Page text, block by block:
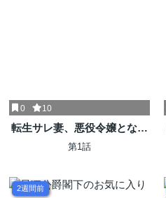
0 10
転生サレ妻、悪役令嬢となり
前世の夫を断罪します
第1話
2週間前